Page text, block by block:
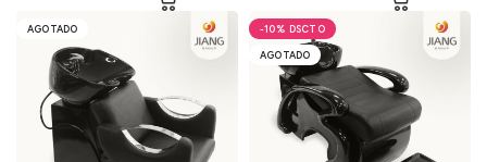
AGOTADO -10%
AGOTADO